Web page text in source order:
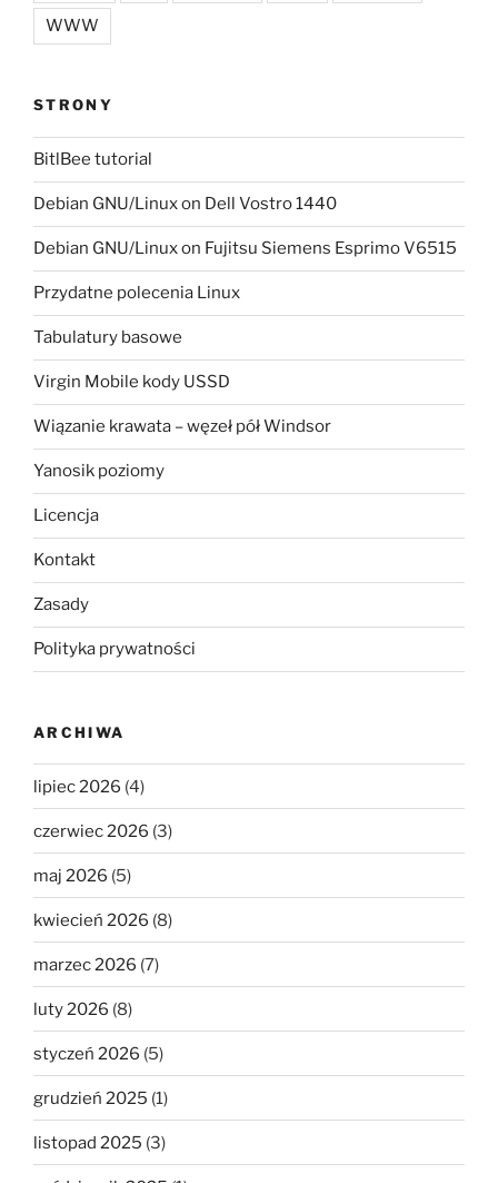
WWW
STRONY
BitlBee tutorial
Debian GNU/Linux on Dell Vostro 1440
Debian GNU/Linux on Fujitsu Siemens Esprimo V6515
Przydatne polecenia Linux
Tabulatury basowe
Virgin Mobile kody USSD
Wiązanie krawata – węzeł pół Windsor
Yanosik poziomy
Licencja
Kontakt
Zasady
Polityka prywatności
ARCHIWA
lipiec 2026 (4)
czerwiec 2026 (3)
maj 2026 (5)
kwiecień 2026 (8)
marzec 2026 (7)
luty 2026 (8)
styczeń 2026 (5)
grudzień 2025 (1)
listopad 2025 (3)